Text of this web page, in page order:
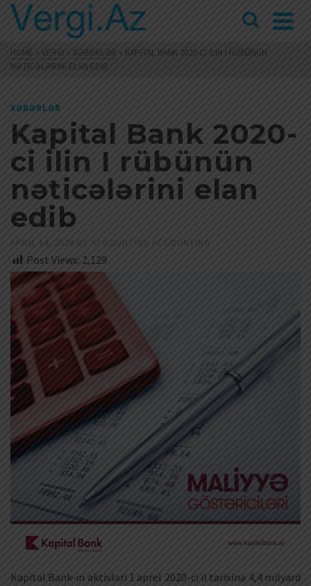
HOME » VERGI » XƏBƏRLƏR » KAPITAL BANK 2020-CI ILIN I RÜBÜNÜN
NƏTICƏLƏRINI ELAN EDIB
XƏBƏRLƏR
Kapital Bank 2020-
ci ilin I rübünün
nəticələrini elan
edib
APRIL 14, 2020 BY ACCOUNTING ACCOUNTING
Post Views: 2,129
Kapital Bank-ın aktivləri 1 aprel 2020-ci il tarixinə 4,4 milyard